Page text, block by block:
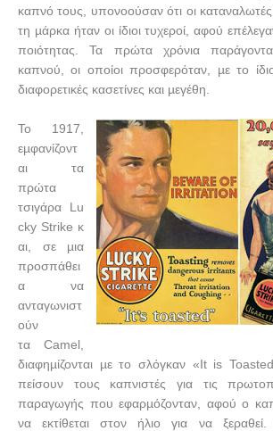
καπνό τους, υπονοούσαν ότι οι
τη µάρκα ήταν οι ίδιοι τυχεροί, αφού
ποιότητας. Τα πρώτα χρόνια
καπνού, οι οποίοι προσφερόταν, µε το
διαφορετικές κασετίνες και µεγέθη.
Το 1917,
εµφανίζοντ
αι τα
πρώτα
τσιγάρα Lu
cky Strike κ
αι, σε µια
προσπάθει
α να
ανταγωνιστ
ούν
τα Camel
διαφηµίζονται µε το σλόγκαν «It is Toasted
πείσουν τους καπνιστές για τις
παραγωγής που εφαρµόζονταν, αφού ο
να εκτίθεται στον ήλιο για να